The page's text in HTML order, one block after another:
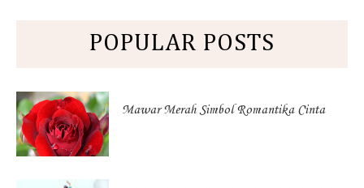
POPULAR POSTS
Mawar Merah Simbol Romantika Cinta